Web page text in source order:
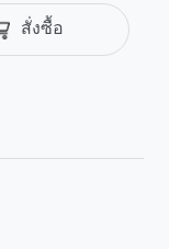
สั่งซื้อ